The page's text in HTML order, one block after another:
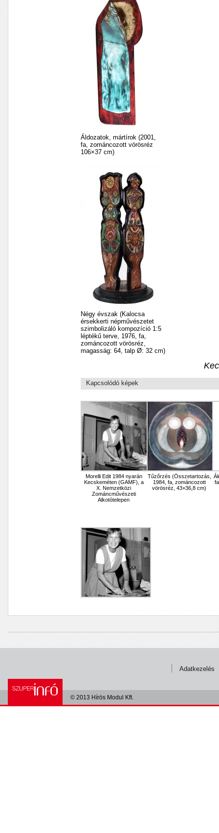
Áldozatok, mártírok (2001,
fa, zománcozott vörösréz
106×37 cm)
Négy évszak (Kalocsa
érsekkerti népművészetet
szimbolizáló kompozíció 1:5
léptékű terve, 1976, fa,
zománcozott vörösréz,
magasság: 64, talp Ø: 32 cm)
Kapcsolódó képek
Morelli Edit 1984 nyarán
Kecskeméten (GAMF), a
X. Nemzetközi
Zománcművészeti
Alkotótelepen
Tűzőrzés (Összetartozás,
1984, fa, zománcozott
vörösréz, 43×36,8 cm)
Adatkezelés
© 2013 Hírös Modul Kft.